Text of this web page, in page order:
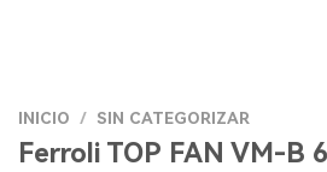
INICIO / SIN CATEGORIZAR
Ferroli TOP FAN VM-B